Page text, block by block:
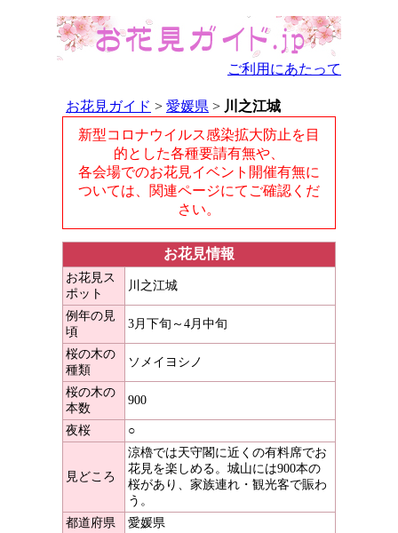
ご利用にあたって
お花見ガイド > 愛媛県 > 川之江城
新型コロナウイルス感染拡大防止を目
的とした各種要請有無や、
各会場でのお花見イベント開催有無に
ついては、関連ページにてご確認くだ
さい。
お花見情報
お花見ス
ポット
川之江城
例年の見
頃
3月下旬～4月中旬
桜の木の
種類
ソメイヨシノ
桜の木の
本数
900
夜桜 ○
見どころ
涼櫓では天守閣に近くの有料席でお
花見を楽しめる。城山には900本の
桜があり、家族連れ・観光客で賑わ
う。
都道府県
愛媛県